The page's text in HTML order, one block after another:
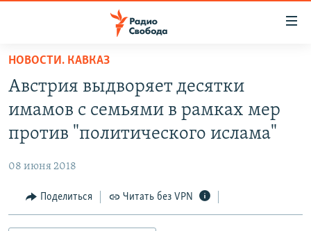
упрощенного
доступа
основному
Вернутся
ПОДКАСТЫ
АВТОРСКИЕ ПРОЕКТЫ
МНЕНИЯ
КУЛЬТУРА
НОВОСТИ. КАВКАЗ
Австрия выдворяет десятки
имамов с семьями в рамках мер
против "политического ислама"
08 июня 2018
Поделиться Читать без VPN